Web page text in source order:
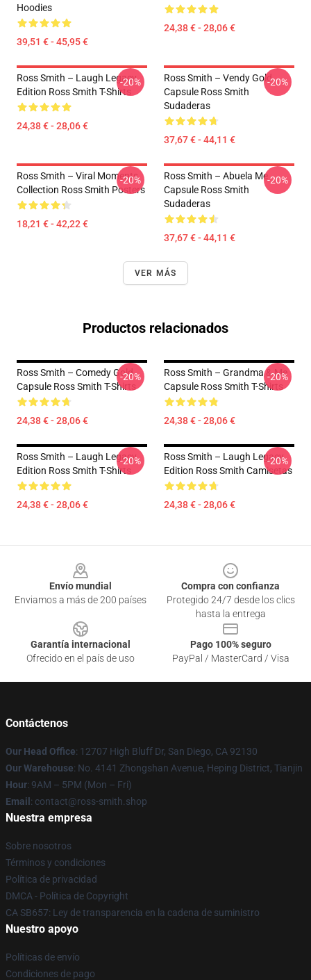
Hoodies
39,51 € - 45,95 €
24,38 € - 28,06 €
Ross Smith – Laugh Legacy
Edition Ross Smith T-Shirts
24,38 € - 28,06 €
-20%
Ross Smith – Vendy Gold
Capsule Ross Smith
Sudaderas
37,67 € - 44,11 €
-20%
Ross Smith – Viral Moments
Collection Ross Smith Posters
18,21 € - 42,22 €
-20%
Ross Smith – Abuela Me
Capsule Ross Smith
Sudaderas
37,67 € - 44,11 €
-20%
VER MÁS
Productos relacionados
Ross Smith – Comedy Gold
Capsule Ross Smith T-Shirts
24,38 € - 28,06 €
-20%
Ross Smith – Grandma & Me
Capsule Ross Smith T-Shirts
24,38 € - 28,06 €
-20%
Ross Smith – Laugh Legacy
Edition Ross Smith T-Shirts
24,38 € - 28,06 €
-20%
Ross Smith – Laugh Legacy
Edition Ross Smith Camisetas
24,38 € - 28,06 €
-20%
Envío mundial
Enviamos a más de 200 países
Compra con confianza
Protegido 24/7 desde los clics
hasta la entrega
Garantía internacional
Ofrecido en el país de uso
Pago 100% seguro
PayPal / MasterCard / Visa
Contáctenos
Our Head Office: 12707 High Bluff Dr, San Diego, CA 92130
Our Warehouse: No. 4141 Zhongshan Avenue, Heping District, Tianjin
Hour: 9AM – 5PM (Mon – Fri)
Email : contact@ross-smith.shop
Nuestra empresa
Sobre nosotros
Términos y condiciones
Política de privacidad
DMCA - Política de Copyright
CA SB657: Ley de transparencia en la cadena de suministro
Nuestro apoyo
Políticas de envío
Condiciones de pago